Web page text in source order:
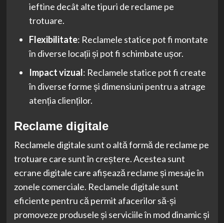
ieftine decât alte tipuri de reclame pe
trotuare.
Flexibilitate: Reclamele statice pot fi montate
în diverse locații și pot fi schimbate ușor.
Impact vizual: Reclamele statice pot fi create
în diverse forme și dimensiuni pentru a atrage
atenția clienților.
Reclame digitale
Reclamele digitale sunt o altă formă de reclame pe
trotuare care sunt în creștere. Acestea sunt
ecrane digitale care afișează reclame și mesaje în
zonele comerciale. Reclamele digitale sunt
eficiente pentru că permit afacerilor să-și
promoveze produsele și serviciile în mod dinamic și